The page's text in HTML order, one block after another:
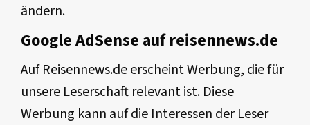
ändern.
Google AdSense auf reisennews.de
Auf Reisennews.de erscheint Werbung, die für
unsere Leserschaft relevant ist. Diese
Werbung kann auf die Interessen der Leser